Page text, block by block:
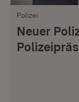
Polizei
Neuer